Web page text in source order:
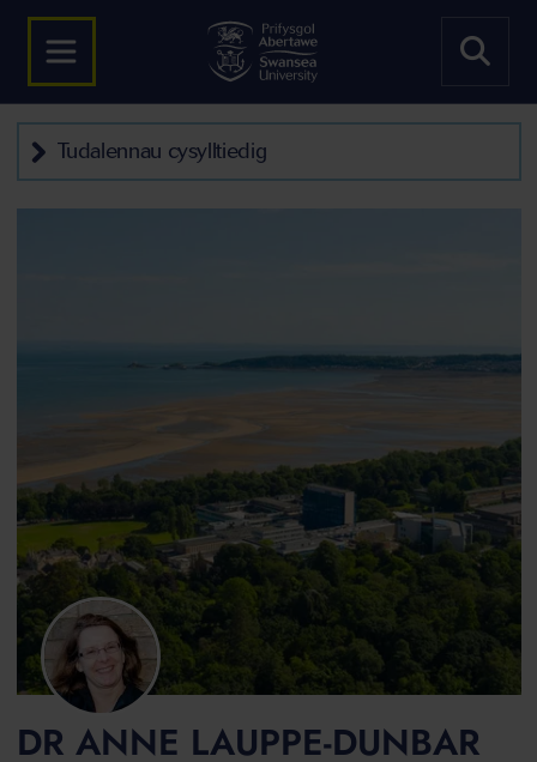
Tudalennau cysylltiedig
DR ANNE LAUPPE-DUNBAR